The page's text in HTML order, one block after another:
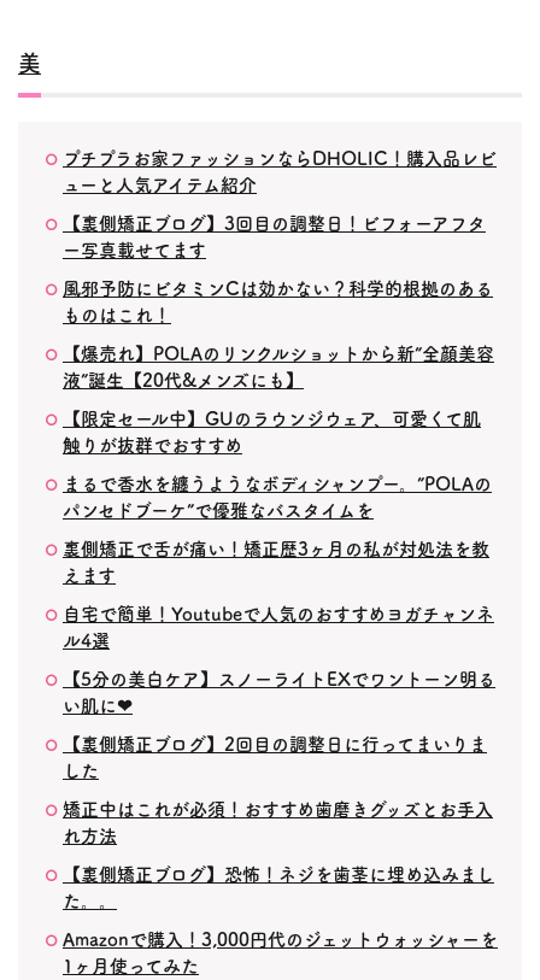
美
プチプラお家ファッションならDHOLIC！購入品レビ
ューと人気アイテム紹介
【裏側矯正ブログ】3回目の調整日！ビフォーアフタ
ー写真載せてます
風邪予防にビタミンCは効かない？科学的根拠のある
ものはこれ！
【爆売れ】POLAのリンクルショットから新”全顔美容
液”誕生【20代&メンズにも】
【限定セール中】GUのラウンジウェア、可愛くて肌
触りが抜群でおすすめ
まるで香水を纏うようなボディシャンプー。”POLAの
パンセドブーケ”で優雅なバスタイムを
裏側矯正で舌が痛い！矯正歴3ヶ月の私が対処法を教
えます
自宅で簡単！Youtubeで人気のおすすめヨガチャンネ
ル4選
【5分の美白ケア】スノーライトEXでワントーン明る
い肌に❤︎
【裏側矯正ブログ】2回目の調整日に行ってまいりま
した
矯正中はこれが必須！おすすめ歯磨きグッズとお手入
れ方法
【裏側矯正ブログ】恐怖！ネジを歯茎に埋め込みまし
た。。
Amazonで購入！3,000円代のジェットウォッシャーを
1ヶ月使ってみた